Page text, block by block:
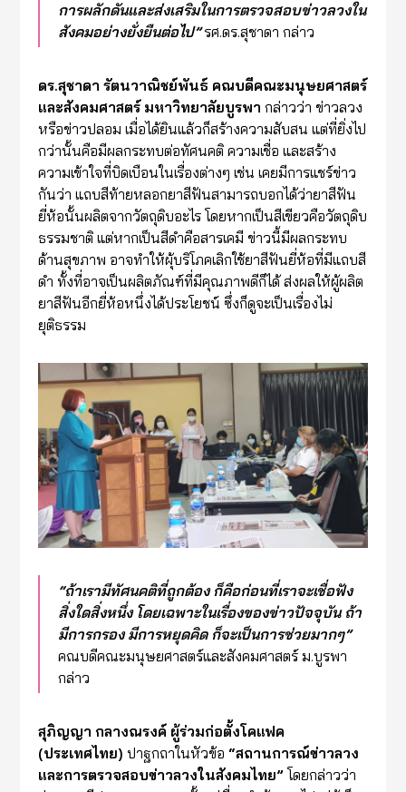
การผลักดันและส่งเสริมในการตรวจสอบข่าวลวงใน
สังคมอย่างยั่งยืนต่อไป”รศ.ดร.สุชาดา กล่าว
ดร.สุชาดา รัตนวาณิชย์พันธ์ คณบดีคณะมนุษยศาสตร์
และสังคมศาสตร์ มหาวิทยาลัยบูรพา กล่าวว่า ข่าวลวง
หรือข่าวปลอม เมื่อได้ยินแล้วก็สร้างความสับสน แต่ที่ยิ่งไป
กว่านั้นคือมีผลกระทบต่อทัศนคติ ความเชื่อ และสร้าง
ความเข้าใจที่บิดเบือนในเรื่องต่างๆ เช่น เคยมีการแชร์ข่าว
กันว่า แถบสีท้ายหลอกยาสีฟันสามารถบอกได้ว่ายาสีฟัน
ยี่ห้อนั้นผลิตจากวัตถุดิบอะไร โดยหากเป็นสีเขียวคือวัตถุดิบ
ธรรมชาติ แต่หากเป็นสีดำคือสารเคมี ข่าวนี้มีผลกระทบ
ด้านสุขภาพ อาจทำให้ผุ้บริโภคเลิกใช้ยาสีฟันยี่ห้อที่มีแถบสี
ดำ ทั้งที่อาจเป็นผลิตภัณฑ์ที่มีคุณภาพดีก็ได้ ส่งผลให้ผู้ผลิต
ยาสีฟันอีกยี่ห้อหนึ่งได้ประโยชน์ ซึ่งก็ดูจะเป็นเรื่องไม่
ยุติธรรม
“ถ้าเรามีทัศนคติที่ถูกต้อง ก็คือก่อนที่เราจะเชื่อฟัง
สิ่งใดสิ่งหนึ่ง โดยเฉพาะในเรื่องของข่าวปัจจุบัน ถ้า
มีการกรอง มีการหยุดคิด ก็จะเป็นการช่วยมากๆ”
คณบดีคณะมนุษยศาสตร์และสังคมศาสตร์ ม.บูรพา
กล่าว
สุภิญญา กลางณรงค์ ผู้ร่วมก่อตั้งโคแฟค
(ประเทศไทย) ปาฐกถาในหัวข้อ “สถานการณ์ข่าวลวง
และการตรวจสอบข่าวลวงในสังคมไทย”โดยกล่าวว่า